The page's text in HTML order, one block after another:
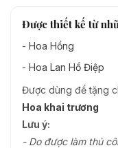
Được thiết kế từ
- Hoa Hồng
- Hoa Lan Hồ Điệp
Được dùng để tặng
Hoa khai trương
Lưu ý:
- Do được làm thủ